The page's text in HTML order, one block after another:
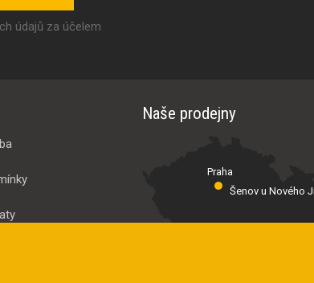
údajů za účelem
Naše prodejny
Praha
Šenov u Nového